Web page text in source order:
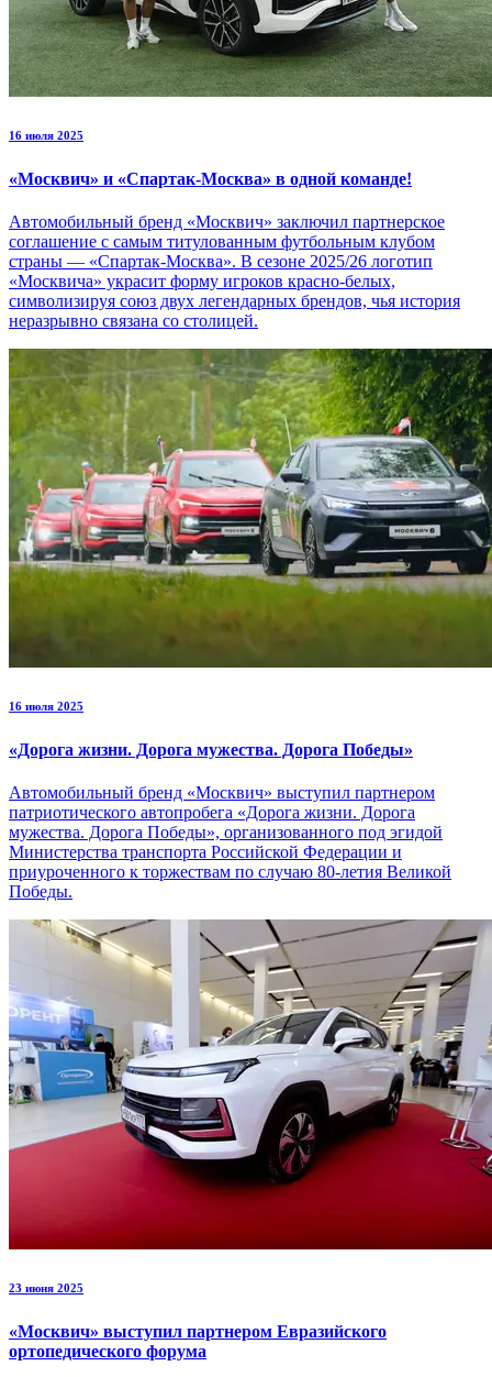
16 июля 2025
«Москвич» и «Спартак-Москва» в одной команде!
Автомобильный бренд «Москвич» заключил партнерское
соглашение с самым титулованным футбольным клубом
страны — «Спартак-Москва». В сезоне 2025/26 логотип
«Москвича» украсит форму игроков красно-белых,
символизируя союз двух легендарных брендов, чья история
неразрывно связана со столицей.
16 июля 2025
«Дорога жизни. Дорога мужества. Дорога Победы»
Автомобильный бренд «Москвич» выступил партнером
патриотического автопробега «Дорога жизни. Дорога
мужества. Дорога Победы», организованного под эгидой
Министерства транспорта Российской Федерации и
приуроченного к торжествам по случаю 80-летия Великой
Победы.
23 июня 2025
«Москвич» выступил партнером Евразийского
ортопедического форума